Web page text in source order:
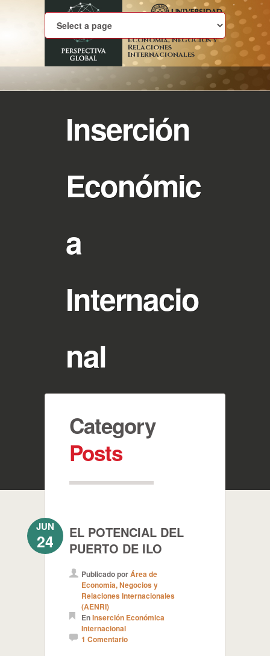
Economía, Negocios y
Relaciones
Internacionales
Inserción
Económic
a
Internacio
nal
Category
Posts
JUN
24
EL POTENCIAL DEL
PUERTO DE ILO
Publicado porÁrea de
Economía, Negocios y
Relaciones Internacionales
(AENRI)
EnInserción Económica
Internacional
1 Comentario